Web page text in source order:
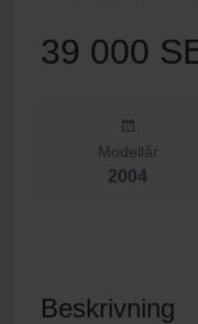
39 000
Modellår
2004
Beskrivning